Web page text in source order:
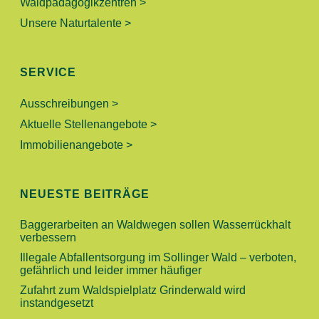
Waldpädagogikzentren >
Unsere Naturtalente >
SERVICE
Ausschreibungen >
Aktuelle Stellenangebote >
Immobilienangebote >
NEUESTE BEITRÄGE
Baggerarbeiten an Waldwegen sollen Wasserrückhalt
verbessern
Illegale Abfallentsorgung im Sollinger Wald – verboten,
gefährlich und leider immer häufiger
Zufahrt zum Waldspielplatz Grinderwald wird
instandgesetzt